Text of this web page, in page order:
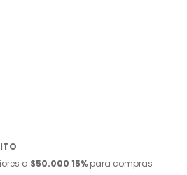
a $50.000 15% para compras